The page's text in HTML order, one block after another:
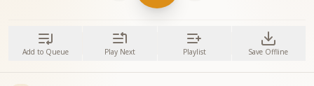
Add to Queue Play Next Playlist Save Offline